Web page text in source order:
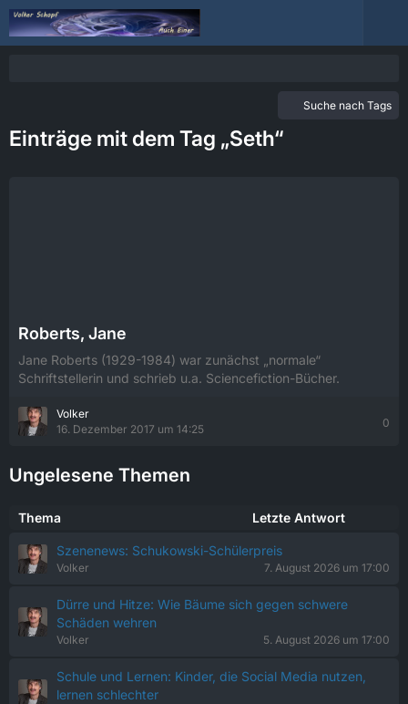
Suche nach Tags
Einträge mit dem Tag „Seth“
Roberts, Jane
Jane Roberts (1929-1984) war zunächst „normale“
Schriftstellerin und schrieb u.a. Sciencefiction-Bücher.
Volker
16. Dezember 2017 um 14:25
0
Ungelesene Themen
Thema Letzte Antwort
Szenenews: Schukowski-Schülerpreis
Volker 7. August 2026 um 17:00
Dürre und Hitze: Wie Bäume sich gegen schwere
Schäden wehren
Volker 5. August 2026 um 17:00
Schule und Lernen: Kinder, die Social Media nutzen,
lernen schlechter